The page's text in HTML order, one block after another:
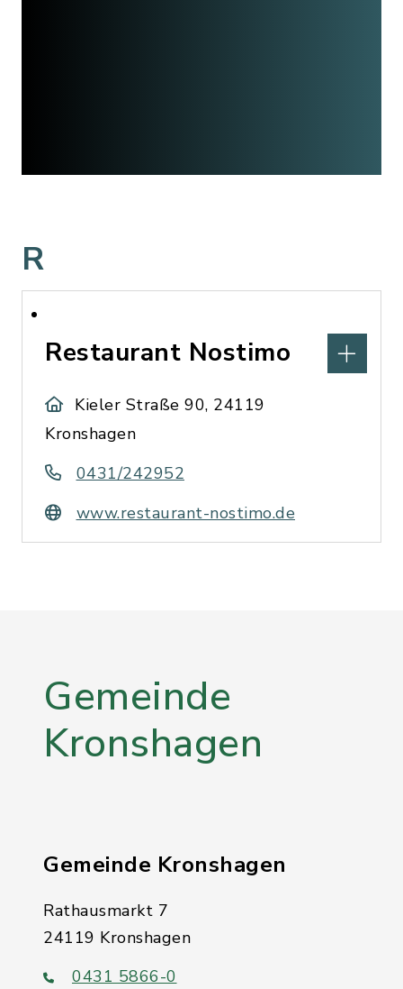
R
Restaurant Nostimo
Kieler Straße 90, 24119
Kronshagen
0431/242952
www.restaurant-nostimo.de
Gemeinde
Kronshagen
Gemeinde Kronshagen
Rathausmarkt 7
24119 Kronshagen
0431 5866-0